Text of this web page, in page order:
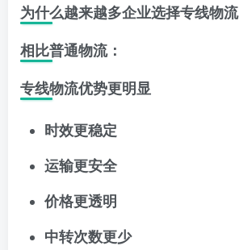
为什么越来越多企业选择专线物流
相比普通物流：
专线物流优势更明显
时效更稳定
运输更安全
价格更透明
中转次数更少